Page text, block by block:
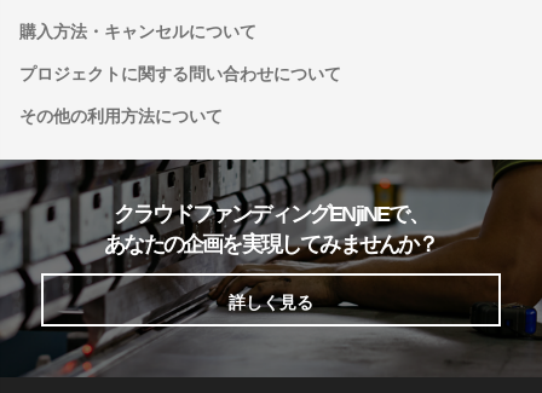
購入方法・キャンセルについて
プロジェクトに関する問い合わせについて
その他の利用方法について
クラウドファンディングENjiNEで、
あなたの企画を実現してみませんか？
詳しく見る